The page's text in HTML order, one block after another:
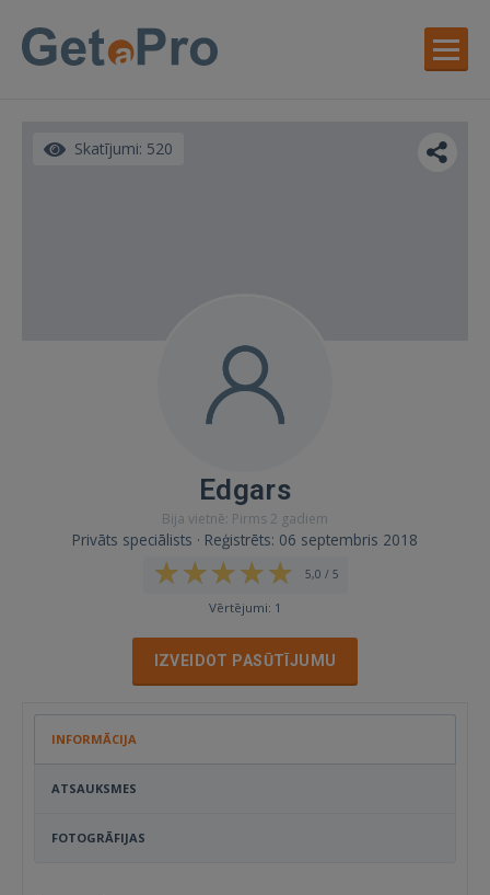
Skatījumi: 520
Edgars
Bija vietnē: Pirms 2 gadiem
Privāts speciālists · Reģistrēts: 06 septembris 2018
5,0 / 5
Vērtējumi: 1
IZVEIDOT PASŪTĪJUMU
INFORMĀCIJA
ATSAUKSMES
FOTOGRĀFIJAS